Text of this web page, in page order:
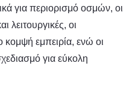
για περιορισμό οσμών, οι
λειτουργικές, οι
εμπειρία, ενώ οι
για εύκολη